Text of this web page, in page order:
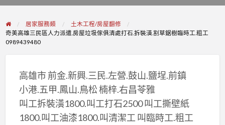
problem
居家服務類
土木工程/房屋翻修
奇美高雄三民區人力派遣.房屋垃圾傢俱清處打石.拆裝潢.割草鋸樹臨時工.粗工
0989439480
高雄市 前金.新興.三民.左營.鼓山.鹽埕.前鎮
小港.五甲.鳳山.鳥松 楠梓.右昌苓雅
叫工拆裝潢1800.叫工打石2500 叫工撕壁紙
1800.叫工油漆1800.叫清潔工 叫臨時工.粗工